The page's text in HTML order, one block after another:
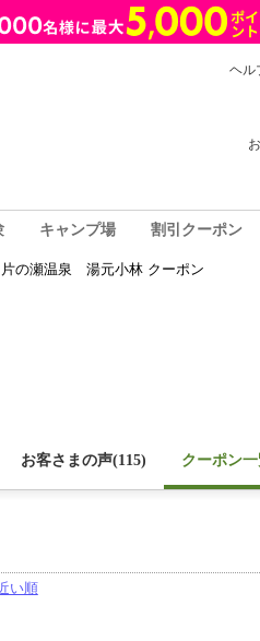
ヘル
キャンプ場 割引クーポン
片の瀬温泉 湯元小林 クーポン
お客さまの声(115) クーポン
い順